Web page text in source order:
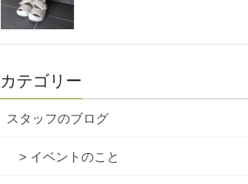
カテゴリー
スタッフのブログ
> イベントのこと